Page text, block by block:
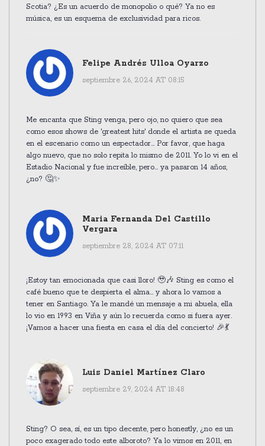
Scotia? ¿Es un acuerdo de monopolio o qué? Ya no es
música, es un esquema de exclusividad para ricos.
Felipe Andrés Ulloa Oyarzo
septiembre 26, 2024 AT 08:15
Me encanta que Sting venga, pero ojo, no quiero que sea
como esos shows de 'greatest hits' donde el artista se queda
en el escenario como un espectador... Por favor, que haga
algo nuevo, que no solo repita lo mismo de 2011. Yo lo vi en el
Estadio Nacional y fue increíble, pero... ya pasaron 14 años,
¿no? 🤔✨
Maria Fernanda Del Castillo
Vergara
septiembre 28, 2024 AT 07:11
¡Estoy tan emocionada que casi lloro! 🥹🎶 Sting es como el
café bueno que te despierta el alma… y ahora lo vamos a
tener en Santiago. Ya le mandé un mensaje a mi abuela, ella
lo vio en 1993 en Viña y aún lo recuerda como si fuera ayer.
¡Vamos a hacer una fiesta en casa el día del concierto! 🎉💃
Luis Daniel Martínez Claro
septiembre 29, 2024 AT 18:48
Sting? O sea, sí, es un tipo decente, pero honestly, ¿no es un
poco exagerado todo este alboroto? Ya lo vimos en 2011, en